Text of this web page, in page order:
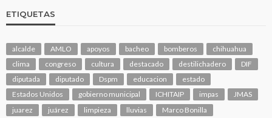
ETIQUETAS
alcalde AMLO apoyos bacheo bomberos
chihuahua
clima
congreso cultura destacado destilichadero
DIF
diputada
diputado Dspm educacion
estado
Estados Unidos
gobierno municipal ICHITAIP impas
JMAS
juarez
juárez limpieza lluvias
Marco Bonilla